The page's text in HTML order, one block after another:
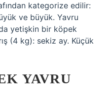
kategorize edilir:
ve büyük. Yavru
yetişkin bir köpek
(4 kg): sekiz ay. Küçük
YAVRU